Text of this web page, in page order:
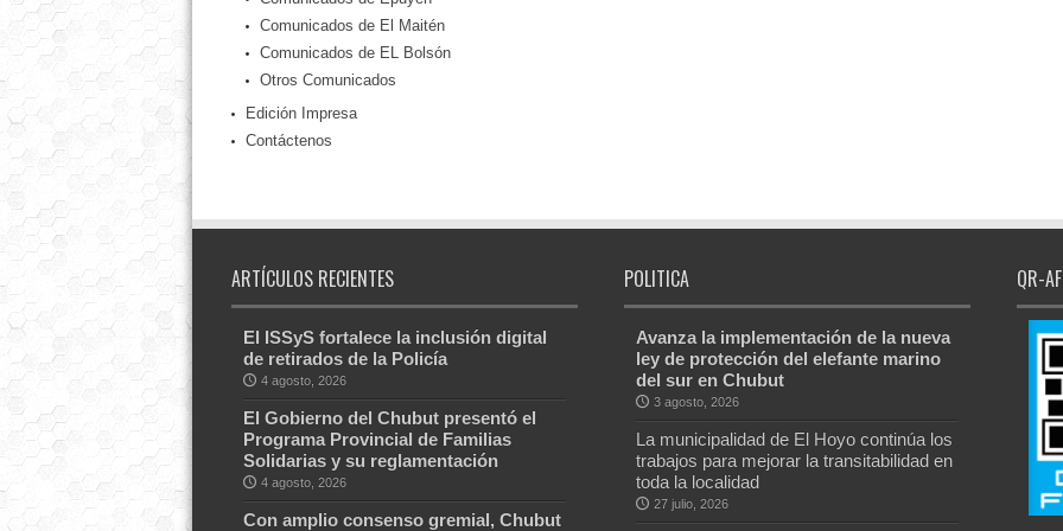
Comunicados de El Maitén
Comunicados de EL Bolsón
Otros Comunicados
Edición Impresa
Contáctenos
ARTÍCULOS RECIENTES
El ISSyS fortalece la inclusión digital
de retirados de la Policía
4 agosto, 2026
El Gobierno del Chubut presentó el
Programa Provincial de Familias
Solidarias y su reglamentación
4 agosto, 2026
Con amplio consenso gremial, Chubut
POLITICA
Avanza la implementación de la nueva
ley de protección del elefante marino
del sur en Chubut
3 agosto, 2026
La municipalidad de El Hoyo continúa los
trabajos para mejorar la transitabilidad en
toda la localidad
27 julio, 2026
QR-